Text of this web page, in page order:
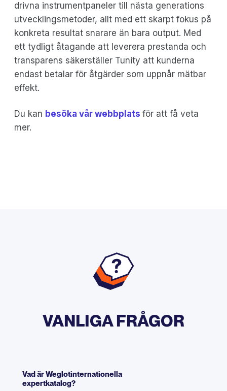
drivna instrumentpaneler till nästa generations
utvecklingsmetoder, allt med ett skarpt fokus på
konkreta resultat snarare än bara output. Med
ett tydligt åtagande att leverera prestanda och
transparens säkerställer Tunity att kunderna
endast betalar för åtgärder som uppnår mätbar
effekt.
Du kan besöka vår webbplats för att få veta
mer.
VANLIGA FRÅGOR
Vad är Weglotinternationella
expertkatalog?